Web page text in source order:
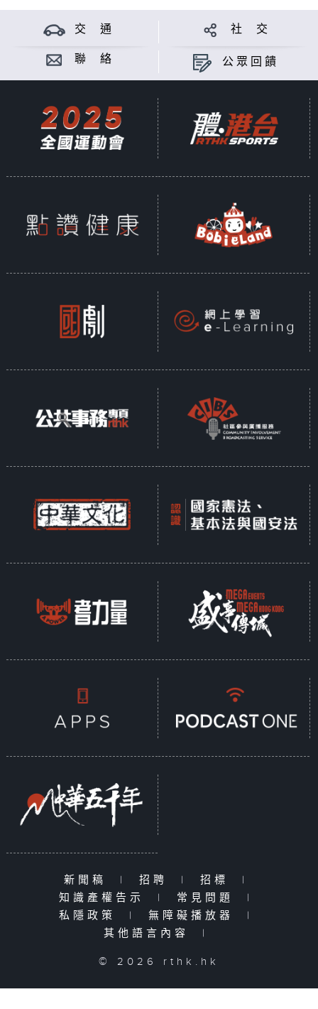
交 通 社 交
聯 絡 公眾回饋
新聞稿 | 招聘 | 招標
|
知識產權告示
| 常見問題
|
私隱政策
| 無障礙播放器
|
其他語言內容
|
© 2026 rthk.hk